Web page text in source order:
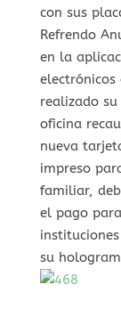
con sus
Refrendo
en la
electrónicos
realizado
oficina
nueva
impreso
familiar,
el pago
su